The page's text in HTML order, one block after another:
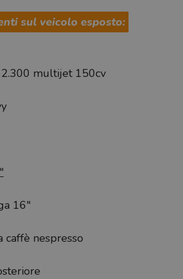
sul veicolo esposto:
2.300 multijet 150cv
16″
caffè nespresso